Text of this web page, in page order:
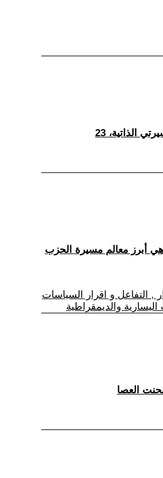
ذكراه ال ٨٠ ما هي أبرز معالم مسيرة الحزب
, التفاعل و اقرار السياسات
والديمقراطية